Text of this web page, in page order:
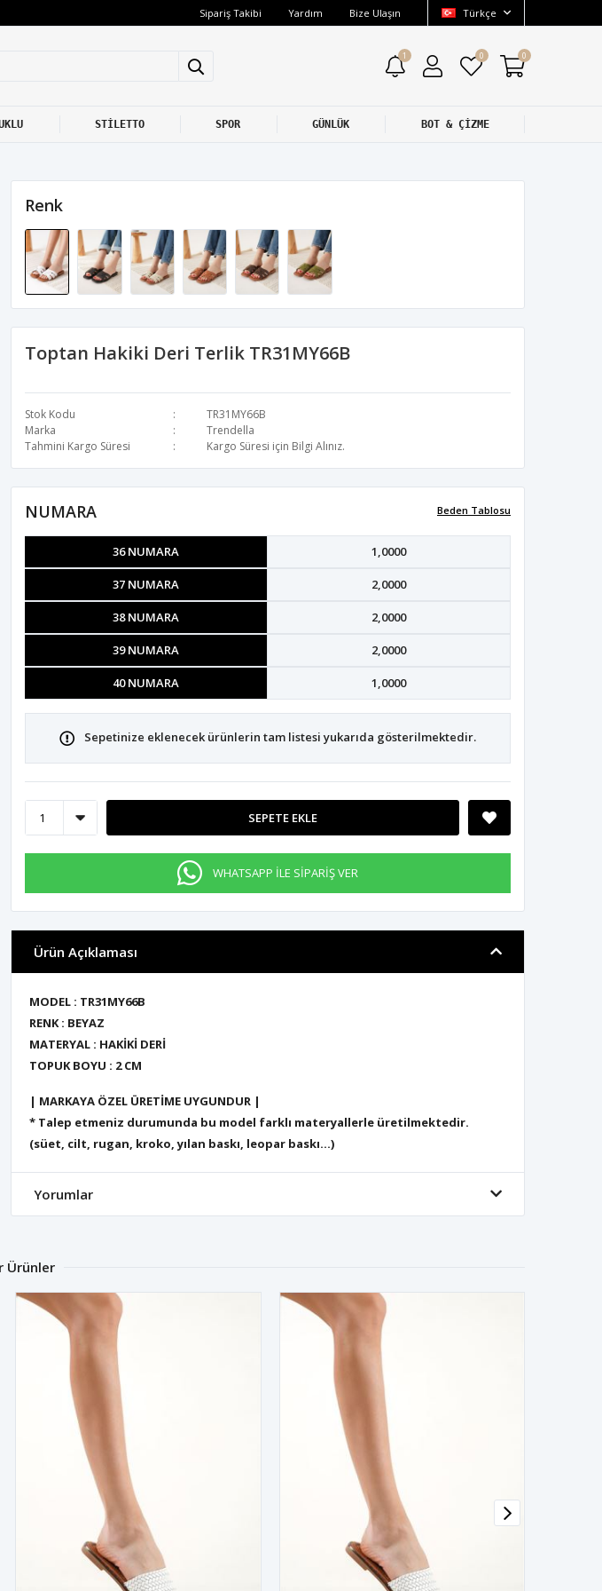
Sipariş Takibi Yardım Bize Ulaşın Türkçe
1 0 0
STİLETTO SPOR GÜNLÜK BOT & ÇİZME
Toptan Hakiki Deri Terlik TR31MY66B
Stok Kodu
TR31MY66B
Marka
Trendella
Tahmini Kargo Süresi
Kargo Süresi için Bilgi Alınız.
Renk
Beden Tablosu
NUMARA
36 NUMARA 1,0000
37 NUMARA 2,0000
38 NUMARA 2,0000
39 NUMARA 2,0000
40 NUMARA 1,0000
Sepetinize eklenecek ürünlerin tam listesi yukarıda gösterilmektedir.
SEPETE EKLE
WHATSAPP İLE SİPARİŞ VER
Ürün Açıklaması
MODEL : TR31MY66B
RENK : BEYAZ
MATERYAL : HAKİKİ DERİ
TOPUK BOYU : 2 CM
| MARKAYA ÖZEL ÜRETİME UYGUNDUR |
* Talep etmeniz durumunda bu model farklı materyallerle üretilmektedir.
(süet, cilt, rugan, kroko, yılan baskı, leopar baskı...)
Yorumlar
Ürünler